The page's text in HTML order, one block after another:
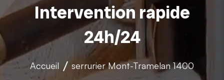
Intervention rapide
24h/24
Accueil serrurier Mont-Tramelan 1400